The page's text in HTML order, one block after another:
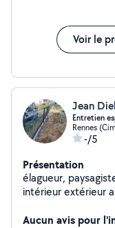
Voir le
Jean
Entretien
Rennes
-/5
Présentation
élagueur,
intérieur extérieur
Aucun avis pour